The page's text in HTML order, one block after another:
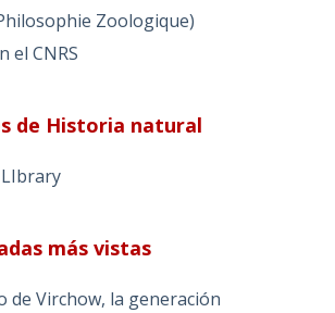
Zoologique)
el CNRS
de Historia natural
más vistas
de Virchow, la generación